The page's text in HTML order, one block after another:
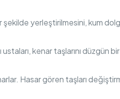
şekilde yerleştirilmesini, kum
ustaları, kenar taşlarını düzgün
Hasar gören taşları